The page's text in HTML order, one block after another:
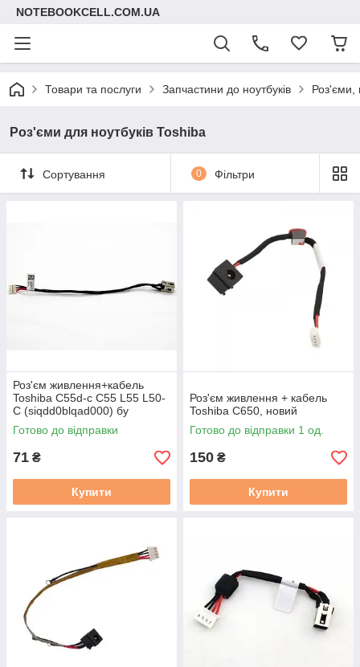
NOTEBOOKCELL.COM.UA
Товари та послуги Запчастини до ноутбуків Роз'єми,
Роз'єми для ноутбуків Toshiba
Сортування 0 Фільтри
Роз'єм живлення+кабель
Toshiba C55d-c C55 L55 L50-
C (siqdd0blqad000) бу
Готово до відправки
71 ₴
Купити
Роз'єм живлення + кабель
Toshiba C650, новий
Готово до відправки 1 од.
150 ₴
Купити